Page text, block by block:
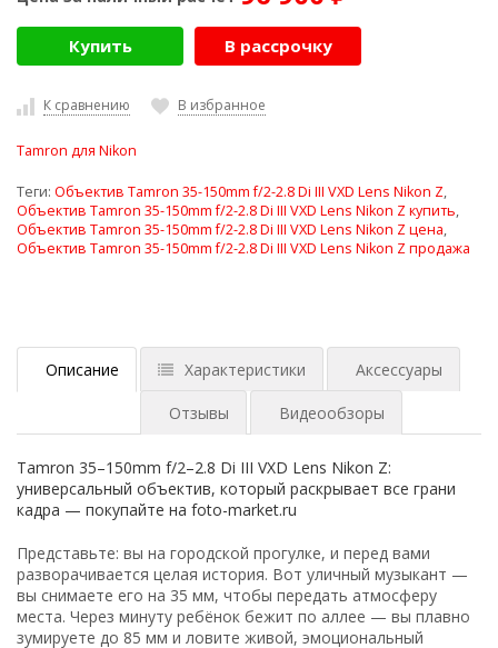
Купить В рассрочку
К сравнению В избранное
Tamron для Nikon
Теги: Объектив Tamron 35-150mm f/2-2.8 Di III VXD Lens Nikon Z,
Объектив Tamron 35-150mm f/2-2.8 Di III VXD Lens Nikon Z купить,
Объектив Tamron 35-150mm f/2-2.8 Di III VXD Lens Nikon Z цена,
Объектив Tamron 35-150mm f/2-2.8 Di III VXD Lens Nikon Z продажа
Описание Характеристики Аксессуары
Отзывы Видеообзоры
Tamron 35–150mm f/2–2.8 Di III VXD Lens Nikon Z:
универсальный объектив, который раскрывает все грани
кадра — покупайте на foto-market.ru
Представьте: вы на городской прогулке, и перед вами
разворачивается целая история. Вот уличный музыкант —
вы снимаете его на 35 мм, чтобы передать атмосферу
места. Через минуту ребёнок бежит по аллее — вы плавно
зумируете до 85 мм и ловите живой, эмоциональный